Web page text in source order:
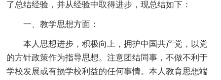
了总结经验，并从经验中取得进步，现总结如下：
一、教学思想方面：
本人思想进步，积极向上，拥护中国共产党，以党
的方针政策作为指导思想。注意团结同事，不做不利于
学校发展或有损学校利益的任何事情。本人教育思想端